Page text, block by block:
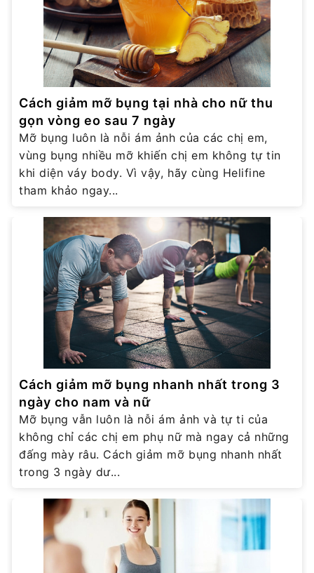
Cách giảm mỡ bụng tại nhà cho nữ thu
gọn vòng eo sau 7 ngày
Mỡ bụng luôn là nỗi ám ảnh của các chị em,
vùng bụng nhiều mỡ khiến chị em không tự tin
khi diện váy body. Vì vậy, hãy cùng Helifine
tham khảo ngay...
Cách giảm mỡ bụng nhanh nhất trong 3
ngày cho nam và nữ
Mỡ bụng vẫn luôn là nỗi ám ảnh và tự ti của
không chỉ các chị em phụ nữ mà ngay cả những
đấng mày râu. Cách giảm mỡ bụng nhanh nhất
trong 3 ngày dư...